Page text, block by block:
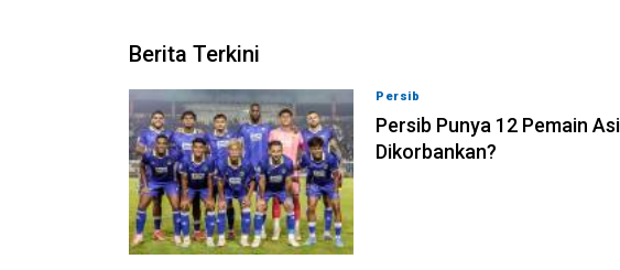
Berita Terkini
Persib
Persib Punya 12 Pemain
Dikorbankan?